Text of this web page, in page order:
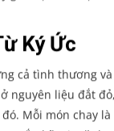
Ký Ức
cả tình thương
nguyên liệu đắt
Mỗi món chay